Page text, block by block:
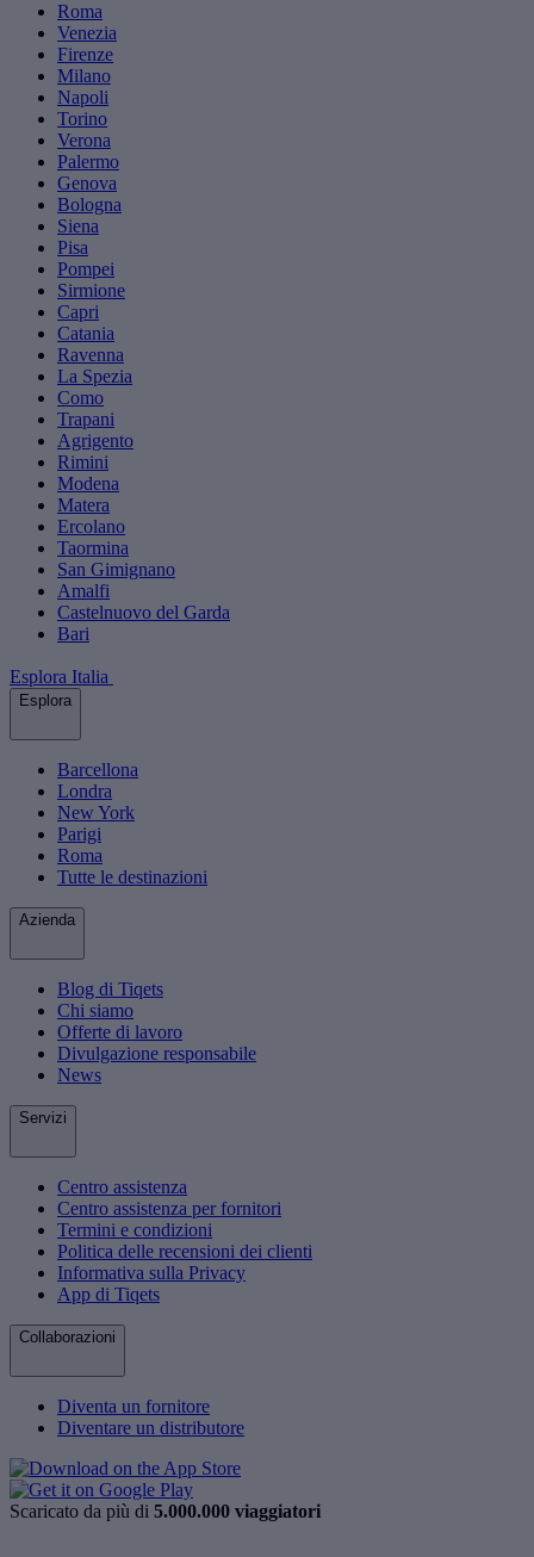
Roma
Venezia
Firenze
Milano
Napoli
Torino
Verona
Palermo
Genova
Bologna
Siena
Pisa
Pompei
Sirmione
Capri
Catania
Ravenna
La Spezia
Como
Trapani
Agrigento
Rimini
Modena
Matera
Ercolano
Taormina
San Gimignano
Amalfi
Castelnuovo del Garda
Bari
Esplora Italia
Esplora
Barcellona
Londra
New York
Parigi
Roma
Tutte le destinazioni
Azienda
Blog di Tiqets
Chi siamo
Offerte di lavoro
Divulgazione responsabile
News
Servizi
Centro assistenza
Centro assistenza per fornitori
Termini e condizioni
Politica delle recensioni dei clienti
Informativa sulla Privacy
App di Tiqets
Collaborazioni
Diventa un fornitore
Diventare un distributore
Scaricato da più di 5.000.000 viaggiatori